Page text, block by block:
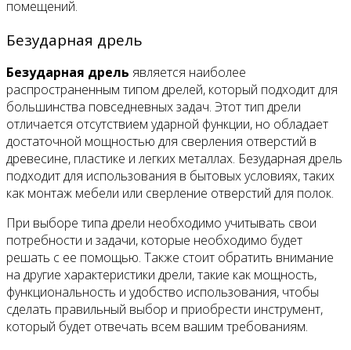
помещений.
Безударная дрель
Безударная дрель является наиболее
распространенным типом дрелей, который подходит для
большинства повседневных задач. Этот тип дрели
отличается отсутствием ударной функции, но обладает
достаточной мощностью для сверления отверстий в
древесине, пластике и легких металлах. Безударная дрель
подходит для использования в бытовых условиях, таких
как монтаж мебели или сверление отверстий для полок.
При выборе типа дрели необходимо учитывать свои
потребности и задачи, которые необходимо будет
решать с ее помощью. Также стоит обратить внимание
на другие характеристики дрели, такие как мощность,
функциональность и удобство использования, чтобы
сделать правильный выбор и приобрести инструмент,
который будет отвечать всем вашим требованиям.